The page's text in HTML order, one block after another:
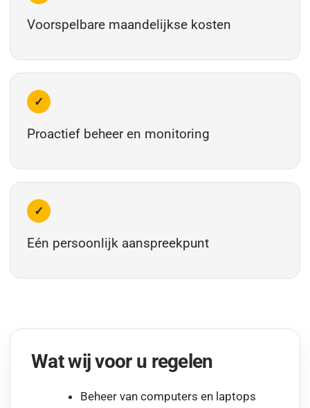
Voorspelbare maandelijkse kosten
✓
Proactief beheer en monitoring
✓
Eén persoonlijk aanspreekpunt
Wat wij voor u regelen
Beheer van computers en laptops